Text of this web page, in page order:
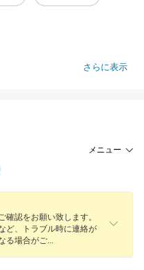
さらに表示
メニュー
確認をお願い致します。
ど、トラブル時に連絡が
る場合がご